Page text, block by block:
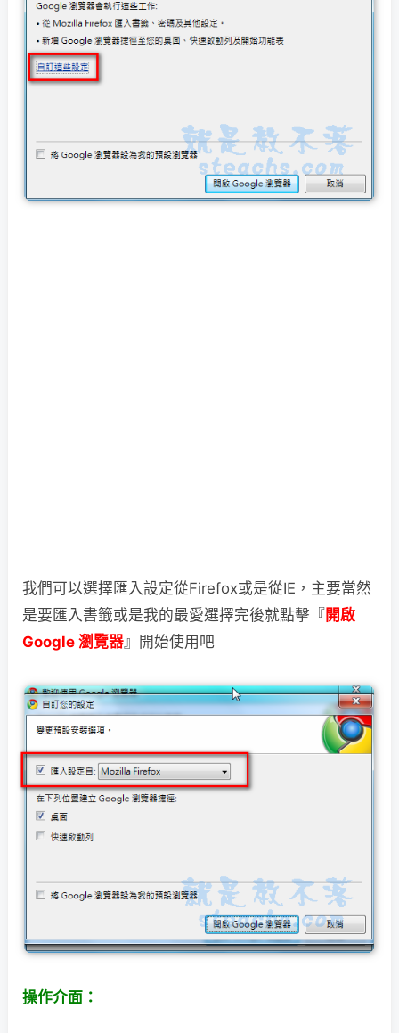
我們可以選擇匯入設定從Firefox或是從IE，主要當然
是要匯入書籤或是我的最愛選擇完後就點擊『開啟
Google 瀏覽器』開始使用吧
操作介面：